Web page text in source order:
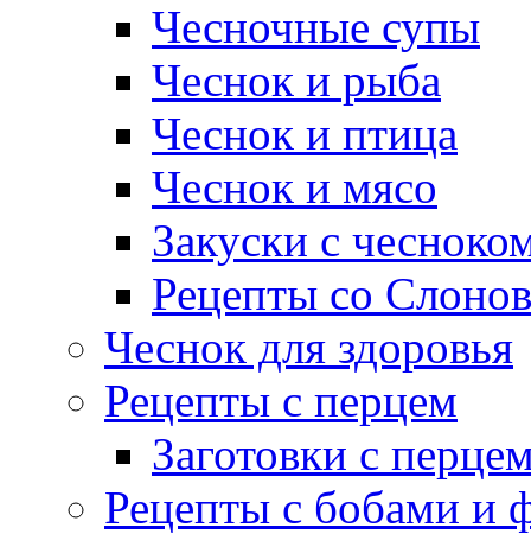
Чесночные супы
Чеснок и рыба
Чеснок и птица
Чеснок и мясо
Закуски с
Рецепты со
Чеснок для здоровья
Рецепты с перцем
Заготовки с
Рецепты с бобами и